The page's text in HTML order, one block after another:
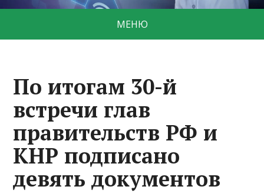
МЕНЮ
По итогам 30-й
встречи глав
правительств РФ и
КНР подписано
девять документов